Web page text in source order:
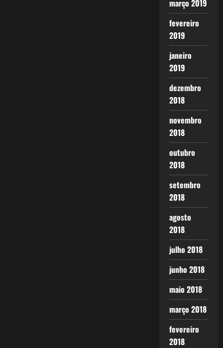
março 2019
fevereiro
2019
janeiro
2019
dezembro
2018
novembro
2018
outubro
2018
setembro
2018
agosto
2018
julho 2018
junho 2018
maio 2018
março 2018
fevereiro
2018